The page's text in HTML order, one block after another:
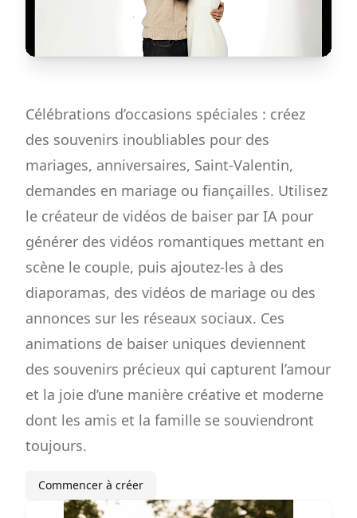
Célébrations d’occasions spéciales : créez
des souvenirs inoubliables pour des
mariages, anniversaires, Saint-Valentin,
demandes en mariage ou fiançailles. Utilisez
le créateur de vidéos de baiser par IA pour
générer des vidéos romantiques mettant en
scène le couple, puis ajoutez-les à des
diaporamas, des vidéos de mariage ou des
annonces sur les réseaux sociaux. Ces
animations de baiser uniques deviennent
des souvenirs précieux qui capturent l’amour
et la joie d’une manière créative et moderne
dont les amis et la famille se souviendront
toujours.
Commencer à créer